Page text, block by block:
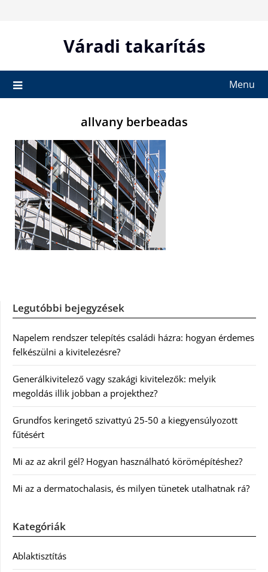
Váradi takarítás
Menu
allvany berbeadas
Legutóbbi bejegyzések
Napelem rendszer telepítés családi házra: hogyan érdemes
felkészülni a kivitelezésre?
Generálkivitelező vagy szakági kivitelezők: melyik
megoldás illik jobban a projekthez?
Grundfos keringető szivattyú 25-50 a kiegyensúlyozott
fűtésért
Mi az az akril gél? Hogyan használható körömépítéshez?
Mi az a dermatochalasis, és milyen tünetek utalhatnak rá?
Kategóriák
Ablaktisztítás